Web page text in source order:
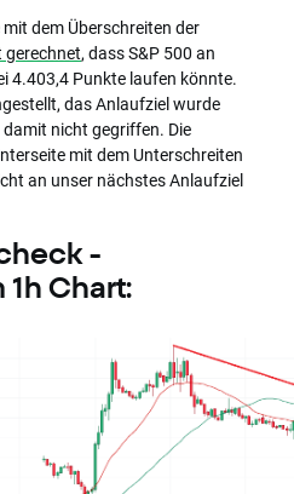
dem Überschreiten der
gerechnet, dass S&P 500 an
4.403,4 Punkte laufen könnte.
das Anlaufziel wurde
nicht gegriffen. Die
mit dem Unterschreiten
an unser nächstes Anlaufziel
-
Chart: